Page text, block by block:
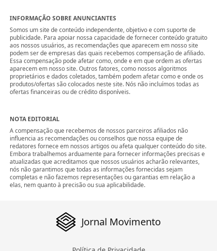
INFORMAÇÃO SOBRE ANUNCIANTES
Somos um site de conteúdo independente, objetivo e com suporte de
publicidade. Para apoiar nossa capacidade de fornecer conteúdo gratuito
aos nossos usuários, as recomendações que aparecem em nosso site
podem ser de empresas das quais recebemos compensação de afiliado.
Essa compensação pode afetar como, onde e em que ordem as ofertas
aparecem em nosso site. Outros fatores, como nossos algoritmos
proprietários e dados coletados, também podem afetar como e onde os
produtos/ofertas são colocados neste site. Nós não incluímos todas as
ofertas financeiras ou de crédito disponíveis.
NOTA EDITORIAL
A compensação que recebemos de nossos parceiros afiliados não
influencia as recomendações ou conselhos que nossa equipe de
redatores fornece em nossos artigos ou afeta qualquer conteúdo do site.
Embora trabalhemos arduamente para fornecer informações precisas e
atualizadas que acreditamos que nossos usuários acharão relevantes,
nós não garantimos que todas as informações fornecidas sejam
completas e não fazemos representações ou garantias em relação a
elas, nem quanto à precisão ou sua aplicabilidade.
Jornal Movimento